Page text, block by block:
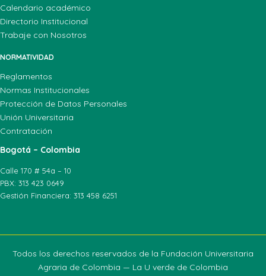
Calendario académico
Directorio Institucional
Trabaje con Nosotros
NORMATIVIDAD
Reglamentos
Normas Institucionales
Protección de Datos Personales
Unión Universitaria
Contratación
Bogotá – Colombia
Calle 170 # 54a – 10
PBX: 313 423 0649
Gestión Financiera: 313 458 6251
Todos los derechos reservados de la Fundación Universitaria
Agraria de Colombia — La U verde de Colombia